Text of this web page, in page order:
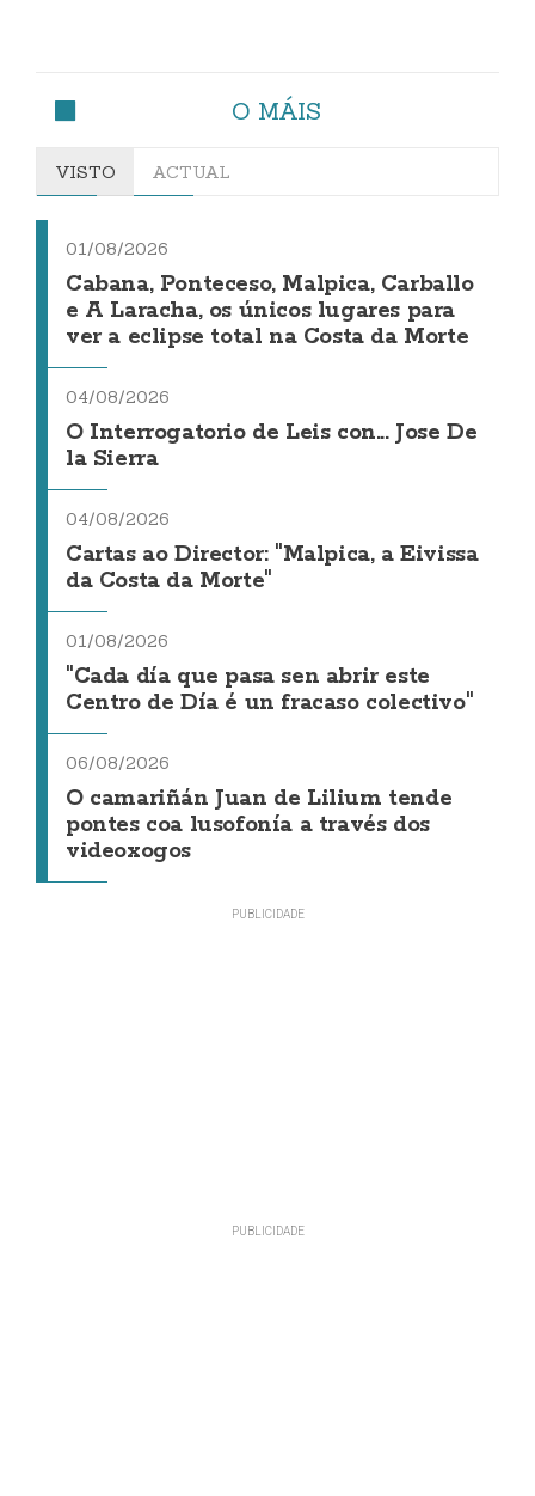
O MÁIS
VISTO ACTUAL
01/08/2026
Cabana, Ponteceso, Malpica, Carballo
e A Laracha, os únicos lugares para
ver a eclipse total na Costa da Morte
04/08/2026
O Interrogatorio de Leis con... Jose De
la Sierra
04/08/2026
Cartas ao Director: "Malpica, a Eivissa
da Costa da Morte"
01/08/2026
"Cada día que pasa sen abrir este
Centro de Día é un fracaso colectivo"
06/08/2026
O camariñán Juan de Lilium tende
pontes coa lusofonía a través dos
videoxogos